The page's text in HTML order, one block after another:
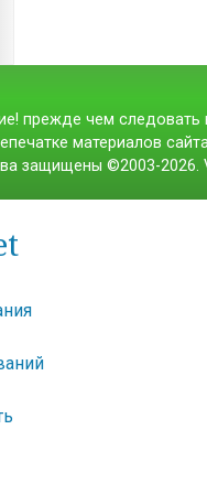
прежде чем следовать
материалов
защищены ©2003-2026.